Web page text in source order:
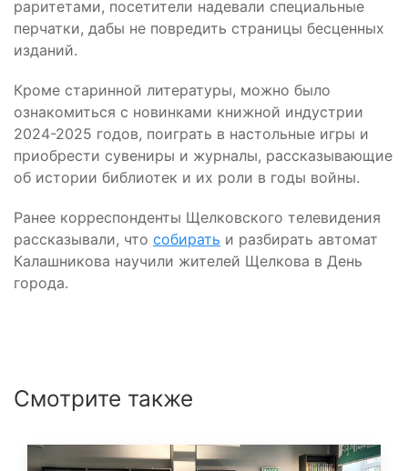
раритетами, посетители надевали специальные
перчатки, дабы не повредить страницы бесценных
изданий.
Кроме старинной литературы, можно было
ознакомиться с новинками книжной индустрии
2024-2025 годов, поиграть в настольные игры и
приобрести сувениры и журналы, рассказывающие
об истории библиотек и их роли в годы войны.
Ранее корреспонденты Щелковского телевидения
рассказывали, что собирать и разбирать автомат
Калашникова научили жителей Щелкова в День
города.
Смотрите также